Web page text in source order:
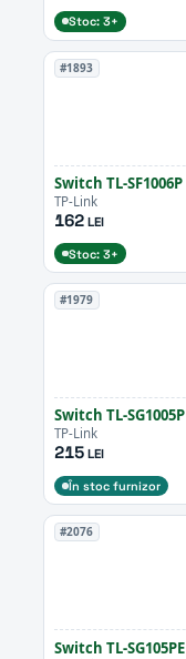
Stoc: 3+
#1893
Switch TL-SF1006P
TP-Link
162LEI
Stoc: 3+
#1979
Switch TL-SG1005P
TP-Link
215LEI
În stoc furnizor
#2076
Switch TL-SG105PE